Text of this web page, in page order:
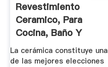
Revestimiento
Ceramico, Para
Cocina, Baño Y
Otras ...
La cerámica constituye una
de las mejores elecciones